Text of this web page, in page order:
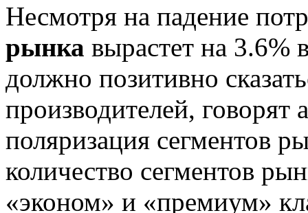
Несмотря на падение
рынка вырастет на 3.6%
должно позитивно
производителей, говорят
поляризация сегментов
количество сегментов
«эконом» и «премиум»